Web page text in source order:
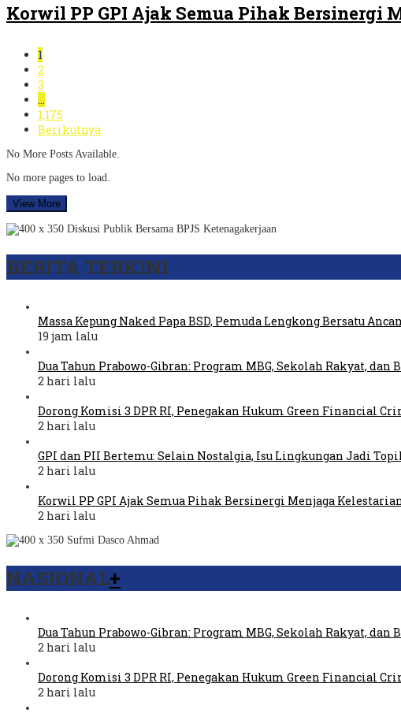
Korwil PP GPI Ajak Semua Pihak Bersinergi
1
2
3
…
1,175
Berikutnya
No More Posts Available.
No more pages to load.
View More
BERITA TERKINI
Massa Kepung Naked Papa BSD, Pemuda Lengkong Bersatu
19 jam lalu
Dua Tahun Prabowo-Gibran: Program MBG, Sekolah Rakyat, dan
2 hari lalu
Dorong Komisi 3 DPR RI, Penegakan Hukum Green Financial
2 hari lalu
GPI dan PII Bertemu: Selain Nostalgia, Isu Lingkungan Jadi
2 hari lalu
Korwil PP GPI Ajak Semua Pihak Bersinergi Menjaga
2 hari lalu
NASIONAL+
Dua Tahun Prabowo-Gibran: Program MBG, Sekolah Rakyat, dan
2 hari lalu
Dorong Komisi 3 DPR RI, Penegakan Hukum Green Financial
2 hari lalu